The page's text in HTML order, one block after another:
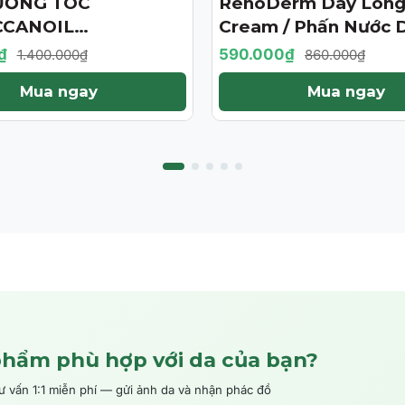
125ML (PHIÊN
HẠN)
1.400.000₫
Mua ngay
Cream / Phấn Nước
Da Chống Nắng-
Tự Nhiên
590.000₫ 860.000₫
Mua ngay
phù hợp với da của bạn?
vấn 1:1 miễn phí — gửi ảnh da và nhận phác đồ